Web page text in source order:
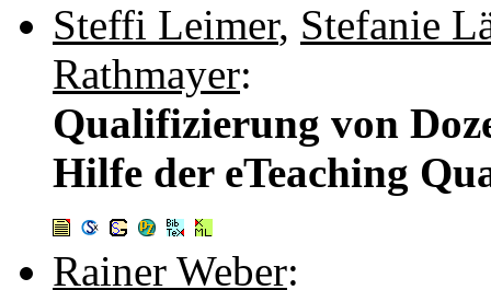
Steffi Leimer, Stefanie
Rathmayer:
Qualifizierung von
Hilfe der eTeaching
Rainer Weber: